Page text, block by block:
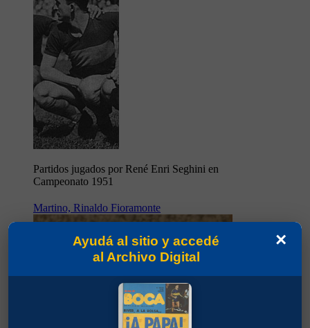
Partidos jugados por René Enri Seghini en
Campeonato 1951
Martino, Rinaldo Fioramonte
×
Ayudá al sitio y accedé
al Archivo Digital